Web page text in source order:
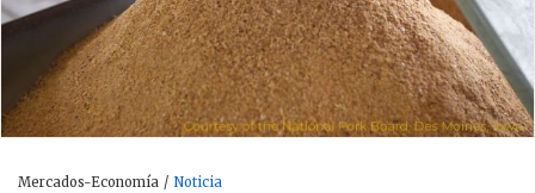
Mercados-Economía Noticia